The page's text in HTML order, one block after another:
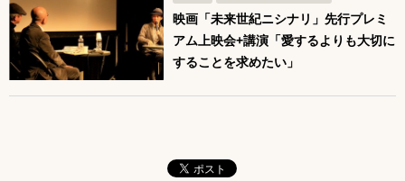
映画「未来世紀ニシナリ」先行プレミ
アム上映会+講演「愛するよりも大切に
することを求めたい」